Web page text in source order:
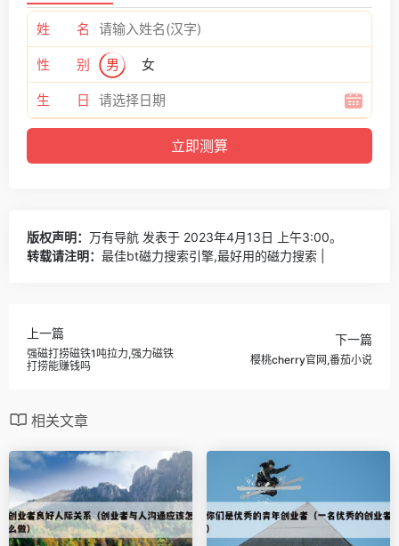
姓 名
性 别 男 女
生 日
版权声明： 万有导航 发表于 2023年4月13日 上午3:00。
转载请注明： 最佳bt磁力搜索引擎,最好用的磁力搜索 |
上一篇
强磁打捞磁铁1吨拉力,强力磁铁
打捞能赚钱吗
下一篇
樱桃cherry官网,番茄小说
相关文章